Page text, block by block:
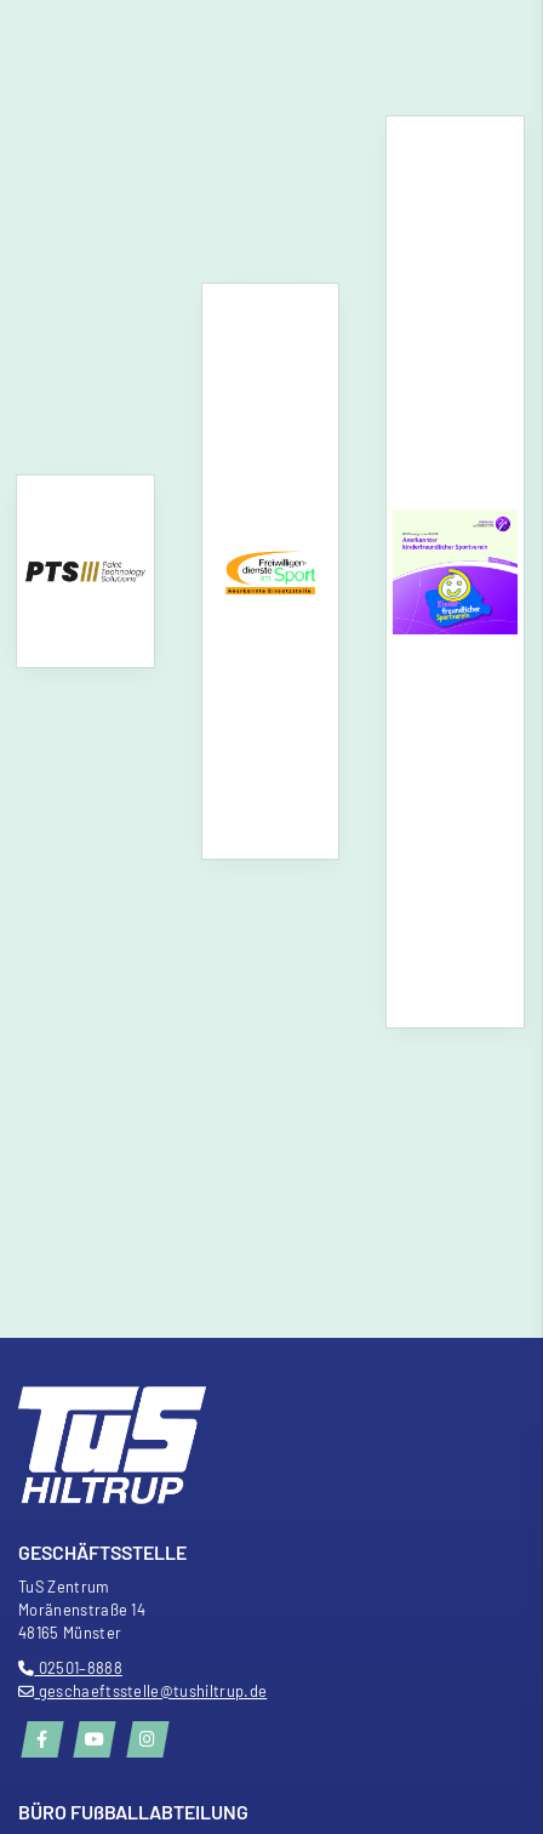
GESCHÄFTSSTELLE
TuS Zentrum
Moränenstraße 14
48165 Münster
02501–8888
geschaeftsstelle@tushiltrup.de
BÜRO FUßBALLABTEILUNG